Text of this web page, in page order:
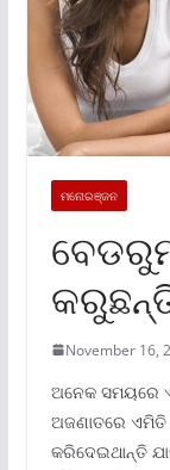
ମନୋରଞ୍ଜନ
November 16,
ଅନେକ ସମୟରେ
ଅଜଣାତରେ ଏମିତି
କରିଦେଇଥାନ୍ତି